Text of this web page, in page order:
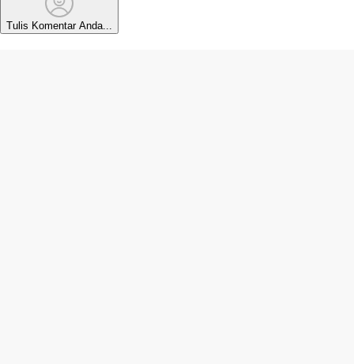
Tulis Komentar Anda...